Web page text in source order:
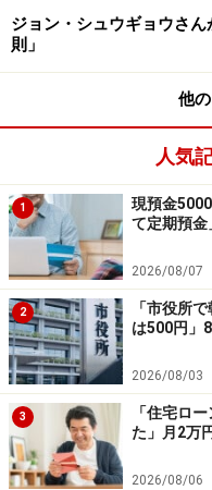
※本文カッコ内の回答
※エピソードは投稿者
ビスや金額などの情報
※投稿エピソードのた
ではございません
※記事内容は執筆時点のも
い。
本記事の内容は一般的な情
商品や投資行動を推奨する
投資や資産運用に関する最
行ってください。
掲載情報の正確性・完全性
が、その内容を保証するも
などについて当社は一切の
最新の情報や詳細について
の公式情報をご確認くださ
ジョン・シュウギョウさ
則」
他
人気
1
現預金
て定期預
2026/08/07
2
「市役所
は500円」
2026/08/03
3
「住宅ロ
た」月2万
2026/08/06